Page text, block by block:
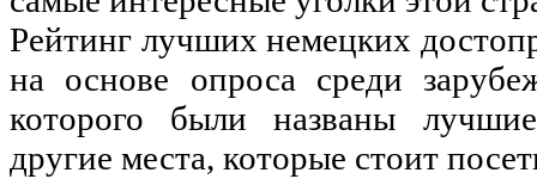
Рейтинг лучших немецких
на основе опроса среди
которого были названы
другие места, которые стоит